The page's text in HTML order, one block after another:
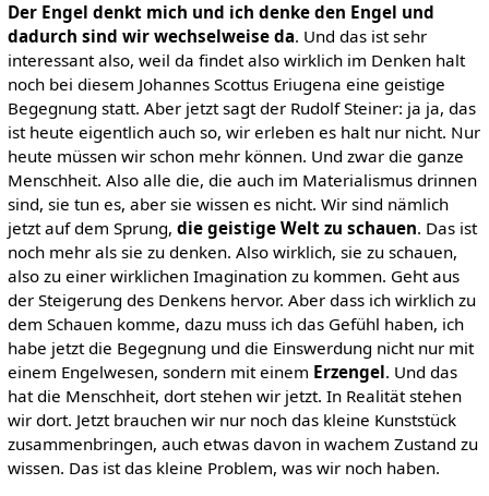
Der Engel denkt mich und ich denke den Engel und
dadurch sind wir wechselweise da. Und das ist sehr
interessant also, weil da findet also wirklich im Denken halt
noch bei diesem Johannes Scottus Eriugena eine geistige
Begegnung statt. Aber jetzt sagt der Rudolf Steiner: ja ja, das
ist heute eigentlich auch so, wir erleben es halt nur nicht. Nur
heute müssen wir schon mehr können. Und zwar die ganze
Menschheit. Also alle die, die auch im Materialismus drinnen
sind, sie tun es, aber sie wissen es nicht. Wir sind nämlich
jetzt auf dem Sprung, die geistige Welt zu schauen. Das ist
noch mehr als sie zu denken. Also wirklich, sie zu schauen,
also zu einer wirklichen Imagination zu kommen. Geht aus
der Steigerung des Denkens hervor. Aber dass ich wirklich zu
dem Schauen komme, dazu muss ich das Gefühl haben, ich
habe jetzt die Begegnung und die Einswerdung nicht nur mit
einem Engelwesen, sondern mit einem Erzengel. Und das
hat die Menschheit, dort stehen wir jetzt. In Realität stehen
wir dort. Jetzt brauchen wir nur noch das kleine Kunststück
zusammenbringen, auch etwas davon in wachem Zustand zu
wissen. Das ist das kleine Problem, was wir noch haben.